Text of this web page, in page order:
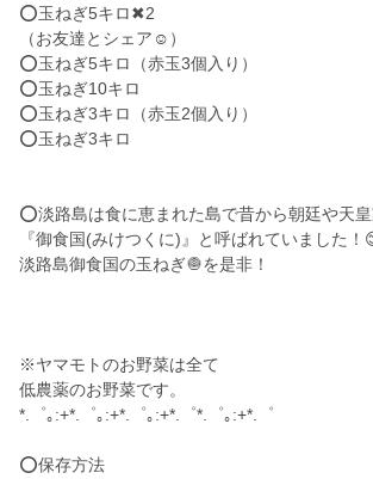
⭕️玉ねぎ5キロ✖2
（お友達とシェア☺️）
⭕️玉ねぎ5キロ（赤玉3個入り）
⭕️玉ねぎ10キロ
⭕️玉ねぎ3キロ（赤玉2個入り）
⭕️玉ねぎ3キロ
⭕️淡路島は食に恵まれた島で昔から朝廷や天
『御食国(みけつくに)』と呼ばれていました
淡路島御食国の玉ねぎ🧅を是非！
※ヤマモトのお野菜は全て
低農薬のお野菜です。
*.゜｡:+*.゜｡:+*.゜｡:+*.゜*.゜｡:+*.゜
⭕️保存方法